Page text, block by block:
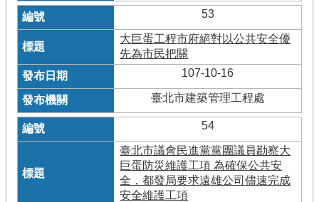
53
大巨蛋工程市府絕對以公共安全優
先為市民把關
107-10-16
臺北市建築管理工程處
54
臺北市議會民進黨黨團議員勘察大
巨蛋防災維護工項 為確保公共安
全，都發局要求遠雄公司儘速完成
安全維護工項